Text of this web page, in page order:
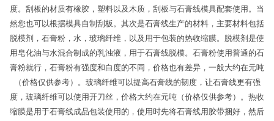
度。刮板的材质有橡胶，塑料以及木质，刮板与石膏线模具配套使用。当
然您也可以根据模具自制刮板。其次是石膏线生产的材料，主要材料包括
脱模剂，石膏粉，水，玻璃纤维，以及用于包装的热收缩膜。脱模剂是使
用皂化油与水混合制成的乳浊液，用于石膏线脱模。石膏粉使用普通的石
膏粉就行，石膏粉有强度和白度的不同，价格也有差异，一般大约在元吨
（价格仅供参考）。玻璃纤维可以提高石膏线的韧度，让石膏线更有强
度，玻璃纤维可以使用开刀丝，价格大约在元吨（价格仅供参考）。热收
缩膜是用于石膏线成品包装使用的，使用时先将石膏线用胶带捆好，然后